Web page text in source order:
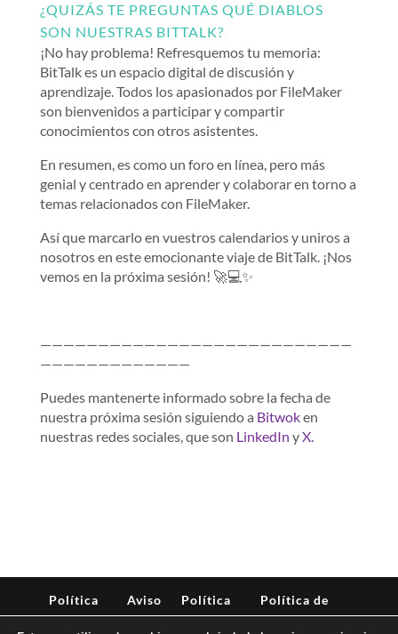
¿QUIZÁS TE PREGUNTAS QUÉ DIABLOS
SON NUESTRAS BITTALK?
¡No hay problema! Refresquemos tu memoria:
BitTalk es un espacio digital de discusión y
aprendizaje. Todos los apasionados por FileMaker
son bienvenidos a participar y compartir
conocimientos con otros asistentes.
En resumen, es como un foro en línea, pero más
genial y centrado en aprender y colaborar en torno a
temas relacionados con FileMaker.
Así que marcarlo en vuestros calendarios y uniros a
nosotros en este emocionante viaje de BitTalk. ¡Nos
vemos en la próxima sesión! 🚀💻✨
———————————————————————————
—————————————
Puedes mantenerte informado sobre la fecha de
nuestra próxima sesión siguiendo a Bitwoken
nuestras redes sociales, que son LinkedIn yX.
Política
de
Aviso
Legal
Política
de
Política de
seguridad de